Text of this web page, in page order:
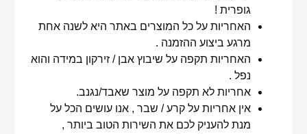
גופרית !
האחריות על כל המוצרים באתר היא לשנה אחת
מרגע ביצוע ההזמנה .
האחריות תקפה על שיבוץ אבן / זירקון במידה והוא
נפל .
אחריות לא תקפה על מוצר שאבד/נגנב.
אין אחריות על קרע / שבר , אנו עושים הכל על
מנת להעניק לכם את השירות הטוב ביותר ,